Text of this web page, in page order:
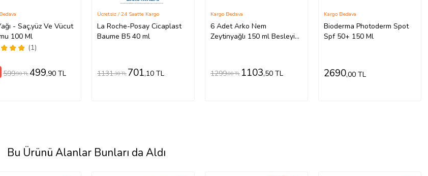
- Saç,yüz Ve Vücut
100 Ml
(1)
599,90 TL499,90 TL
La Roche-Posay Cicaplast
Baume B5 40 ml
Ücretsiz / 24 Saatte Kargo
1131,30 TL 701,10 TL
6 Adet Arko Nem
Zeytinyağlı 150 ml Besleyici
Kargo Bedava
1299,00 TL 1103,50 TL
Bioderma Photoderm Spot
Spf 50+ 150 Ml
Kargo Bedava
2690,00 TL
Bu Ürünü Alanlar Bunları da Aldı